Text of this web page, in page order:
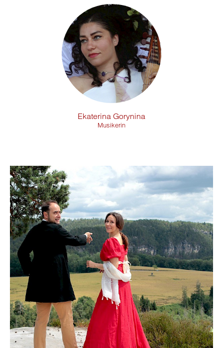
Ekaterina Gorynina
Musikerin